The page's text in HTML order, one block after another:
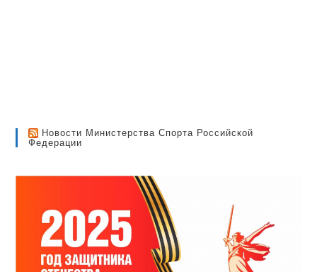
Новости Министерства Спорта Российской
Федерации